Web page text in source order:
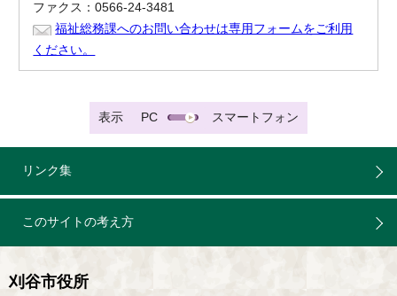
ファクス：0566-24-3481
福祉総務課へのお問い合わせは専用フォームをご利用
ください。
表示 PC スマートフォン
リンク集
このサイトの考え方
刈谷市役所